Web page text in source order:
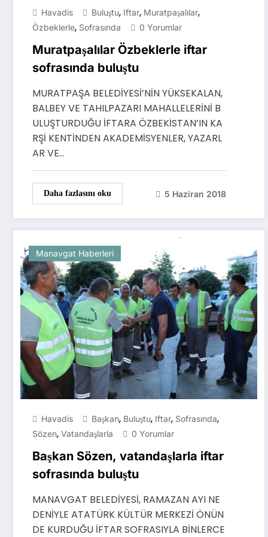
Havadis Buluştu, Iftar, Muratpaşalılar,
Özbeklerle, Sofrasında 0 Yorumlar
Muratpaşalılar Özbeklerle iftar
sofrasında buluştu
MURATPAŞA BELEDİYESİ’NİN YÜKSEKALAN,
BALBEY VE TAHILPAZARI MAHALLELERİNİ B
ULUŞTURDUĞU İFTARA ÖZBEKİSTAN’IN KA
RŞİ KENTİNDEN AKADEMİSYENLER, YAZARL
AR VE…
Daha fazlasını oku 5 Haziran 2018
Manavgat Haberleri
Havadis Başkan, Buluştu, Iftar, Sofrasında,
Sözen, Vatandaşlarla 0 Yorumlar
Başkan Sözen, vatandaşlarla iftar
sofrasında buluştu
MANAVGAT BELEDİYESİ, RAMAZAN AYI NE
DENİYLE ATATÜRK KÜLTÜR MERKEZİ ÖNÜN
DE KURDUĞU İFTAR SOFRASIYLA BİNLERCE